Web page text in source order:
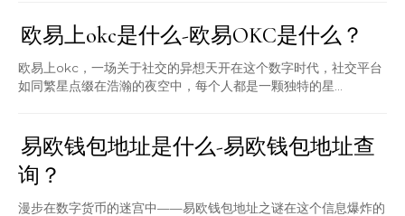
欧易上okc是什么-欧易OKC是什么？
欧易上okc，一场关于社交的异想天开在这个数字时代，社交平台
如同繁星点缀在浩瀚的夜空中，每个人都是一颗独特的星...
易欧钱包地址是什么-易欧钱包地址查
询？
漫步在数字货币的迷宫中——易欧钱包地址之谜在这个信息爆炸的